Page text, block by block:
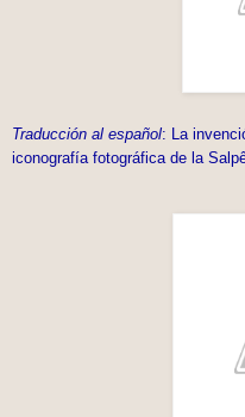
Traducción al español: La
iconografía fotográfica de la